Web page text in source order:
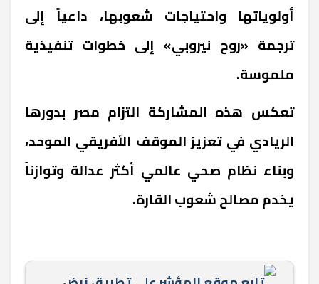
أولوياتها واحتياجات شعوبها، داعياً إلى
ترجمة «روح نيروبي» إلى خطوات تنفيذية
ملموسة.
تعكس هذه المشاركة التزام مصر بدورها
الريادي في تعزيز الموقف الأفريقي الموحد،
وبناء نظام صحي عالمي أكثر عدالة وتوازناً
يخدم مصالح شعوب القارة.